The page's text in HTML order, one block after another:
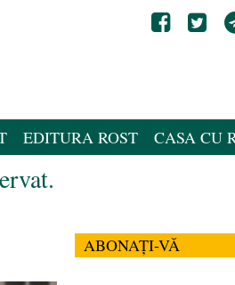
EDITURA ROST CASA CU
ABONAȚI-VĂ